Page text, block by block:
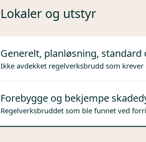
Lokaler og utstyr
Generelt, planløsning, standard
Ikke avdekket regelverksbrudd som
Forebygge og bekjempe
Regelverksbruddet som ble funnet ved